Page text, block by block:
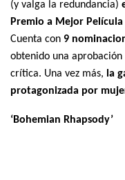
(y valga la redundancia)
Premio a Mejor Película
Cuenta con 9
obtenido una
crítica. Una vez más, la
protagonizada por
‘Bohemian Rhapsody’